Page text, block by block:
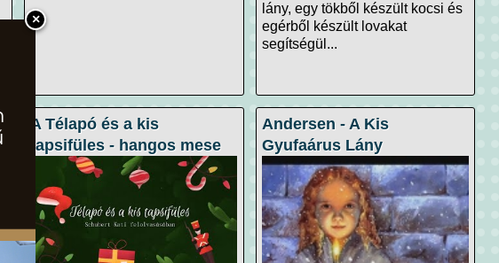
×
lány, egy tökből készült kocsi és
egérből készült lovakat
segítségül...
A Télapó és a kis
tapsifüles - hangos mese
Andersen - A Kis
Gyufaárus Lány